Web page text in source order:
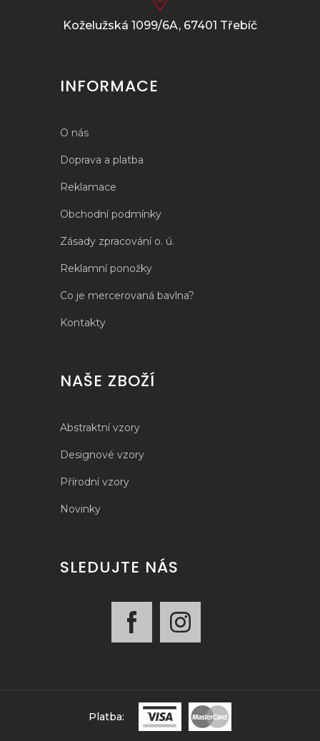
Koželužská 1099/6A, 67401 Třebíč
INFORMACE
O nás
Doprava a platba
Reklamace
Obchodní podmínky
Zásady zpracování o. ú.
Reklamní ponožky
Co je mercerovaná bavlna?
Kontakty
NAŠE ZBOŽÍ
Abstraktní vzory
Designové vzory
Přírodní vzory
Novinky
SLEDUJTE NÁS
Platba: